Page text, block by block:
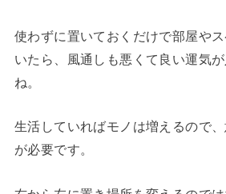
使わずに置いておくだけで部屋や
いたら、風通しも悪くて良い運気
ね。
生活していればモノは増えるので
が必要です。